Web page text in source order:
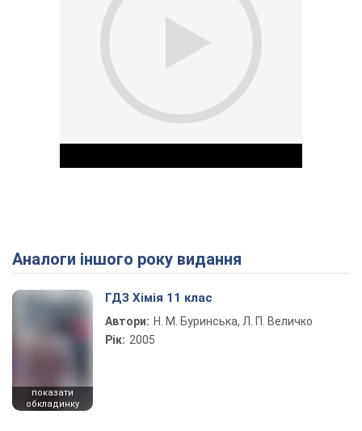
Play Video
Аналоги іншого року видання
показати
обкладинку
ГДЗ Хімія 11 клас
Автори: Н. М. Буринська, Л. П. Величко
Рік: 2005